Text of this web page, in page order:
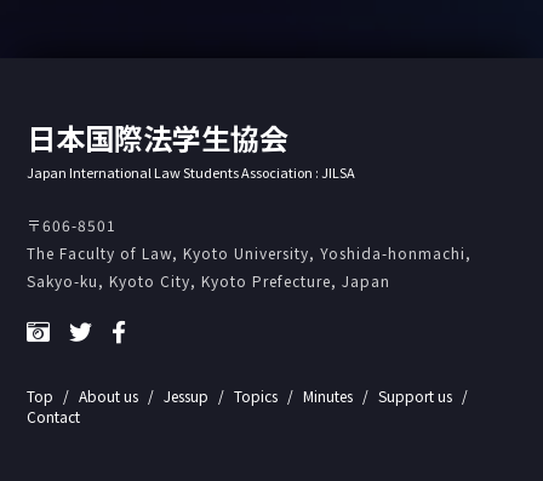
日本国際法学生協会
Japan International Law Students Association : JILSA
〒606-8501
The Faculty of Law, Kyoto University, Yoshida-honmachi,
Sakyo-ku, Kyoto City, Kyoto Prefecture, Japan
Top About us Jessup Topics Minutes
Support us
Contact